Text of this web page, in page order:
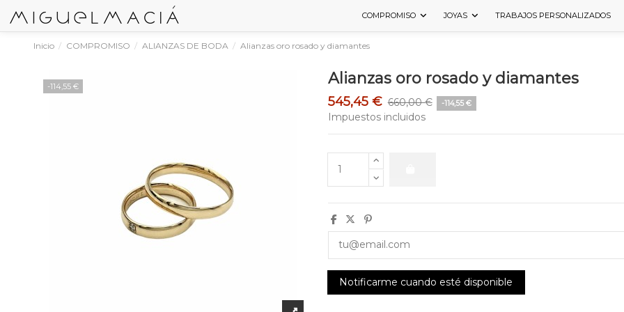
COMPROMISO JOYAS TRABAJOS PERSONALIZADOS
Inicio COMPROMISO ALIANZAS DE BODA Alianzas oro rosado y diamantes
-114,55 € Alianzas oro rosado y diamantes
545,45 € 660,00 € -114,55 €
Impuestos incluidos